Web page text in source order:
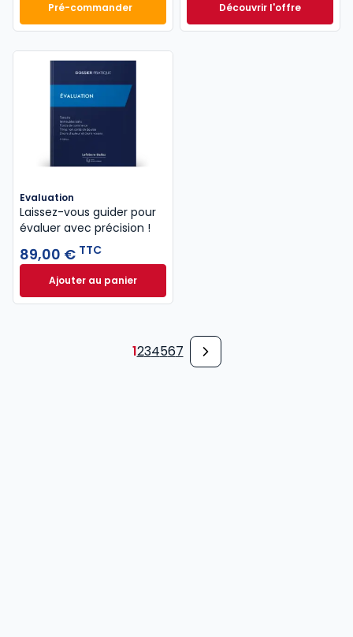
Pré-commanderFinance d'entreprise 2027. 25e éd. à 69,00 € TTC
Découvrir l'offre
Liquidation des
Dès
Evaluation
Laissez-vous guider pour
évaluer avec précision !
89,00 € TTC
Ajouter au panierEvaluation à 89,00 € TTC
1234567